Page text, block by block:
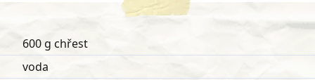
600 g chřest
voda